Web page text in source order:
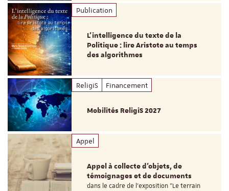
Publication
L’intelligence du texte de la
Politique : lire Aristote au temps
des algorithmes
ReligiS Financement
Mobilités ReligiS 2027
Appel
Appel à collecte d'objets, de
témoignages et de documents
dans le cadre de l'exposition "Le terrain